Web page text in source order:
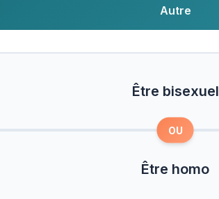
Autre
Être bisexuel
OU
Être homo